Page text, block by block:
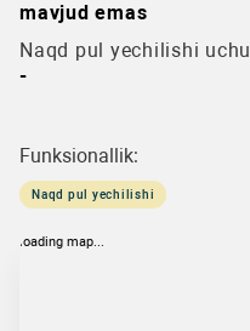
mavjud emas
Naqd pul yechilishi
-
Funksionallik:
Naqd pul yechilishi
loading map...